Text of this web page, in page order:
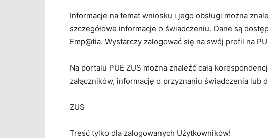
Informacje na temat wniosku i jego obsługi można
szczegółowe informacje o świadczeniu. Dane są
Emp@tia. Wystarczy zalogować się na swój profil na
Na portalu PUE ZUS można znaleźć całą
załączników, informację o przyznaniu świadczenia lub
ZUS
Treść tylko dla zalogowanych Użytkowników!